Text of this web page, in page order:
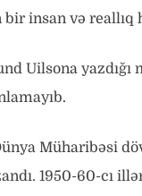
insan və
Uilsona
Müharibəsi
1950-60-cı